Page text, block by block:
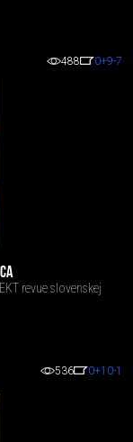
488 0+9-7
revue slovenskej
536 0+10-1